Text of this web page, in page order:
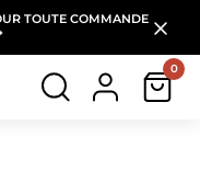
TOUTE COMMANDE
0